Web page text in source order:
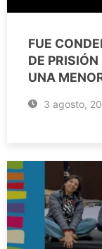
FUE
DE
UNA
3 agosto,